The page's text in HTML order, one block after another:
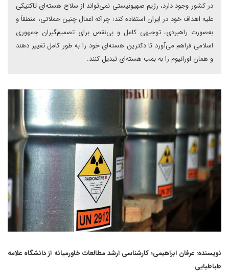
در کشور وجود دارد، رژیم صهیونیستی نمی‌تواند از سلاح هسته‌ای تاکتیکی
علیه اهداف خود در ایران استفاده کند؛ چراکه اعمال چنین حملاتی، منطقاً و
به‌صورت راهبردی، توجیهی کامل و بی‌نقص برای تصمیم‌گیران جمهوری
اسلامی فراهم می‌آورد تا دکترین هسته‌ای خود را به‌ طور کامل تغییر دهند
و همان اورانیوم را به بمب هسته‌ای تبدیل کنند.
نویسنده: عرفان ابراهیمی؛ کارشناسی ارشد مطالعات خاورمیانه از دانشگاه علامه
طباطبایی